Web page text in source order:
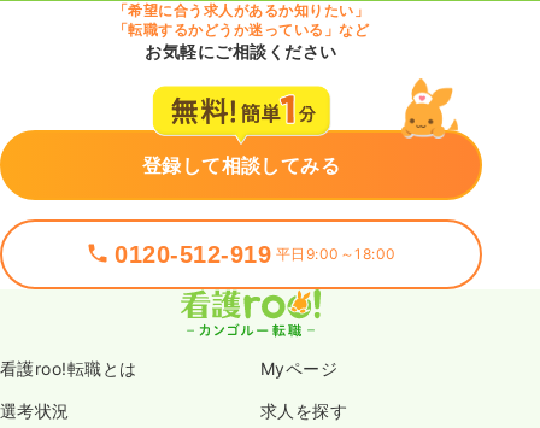
「希望に合う求人があるか知りたい」
「転職するかどうか迷っている」など
お気軽にご相談ください
登録して相談してみる
0120-512-919 平日9:00～18:00
看護roo!転職とは Myページ
選考状況 求人を探す